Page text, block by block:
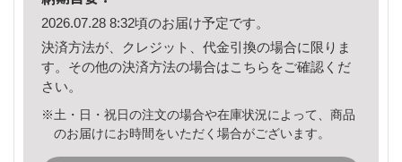
2026.07.28 8:32頃のお届け予定です。
決済方法が、クレジット、代金引換の場合に限りま
す。その他の決済方法の場合はこちら をご確認くだ
さい。
※土・日・祝日の注文の場合や在庫状況によって、商品
のお届けにお時間をいただく場合がございます。